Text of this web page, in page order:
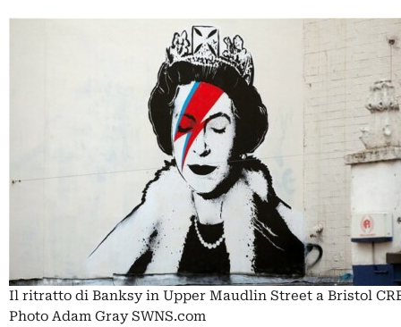
Il ritratto di Banksy in Upper Maudlin Street a Bristol
Photo Adam Gray SWNS.com